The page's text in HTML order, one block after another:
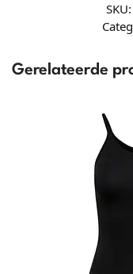
SKU:
Gerelateerde